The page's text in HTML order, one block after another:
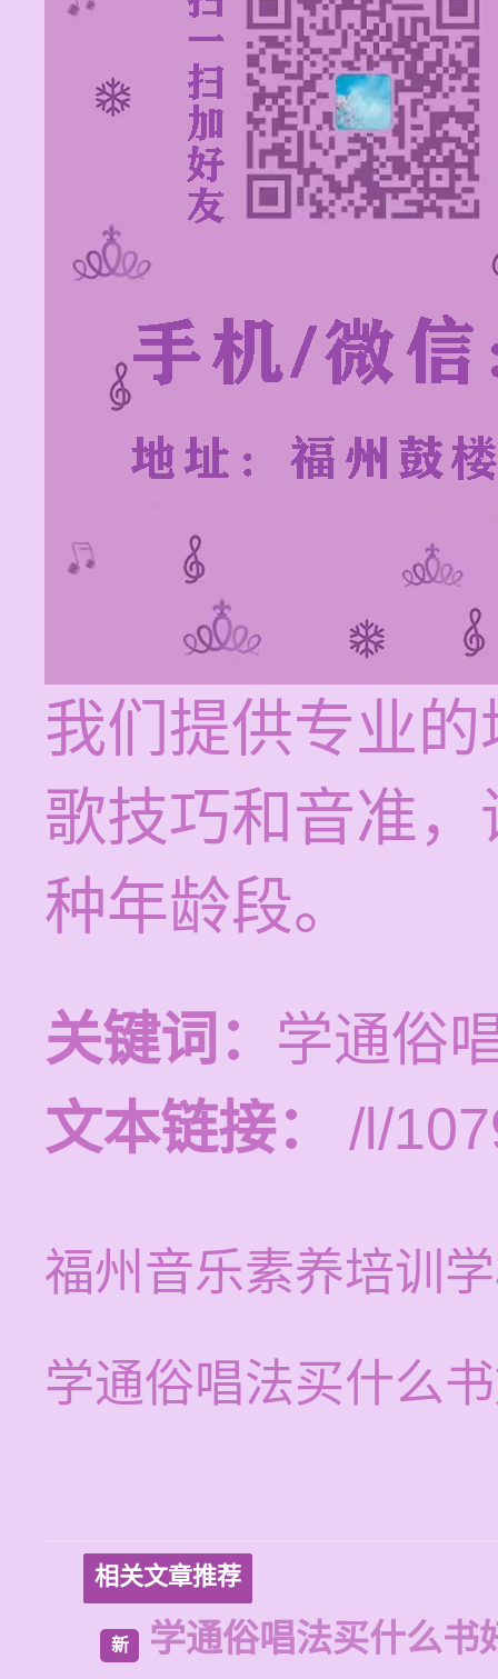
我们提供专业
歌技巧和音准
种年龄段。
关键词： 学通俗
文本链接：
/l/
福州音乐素养培训
学通俗唱法买什么
相关文章推荐
新 学通俗唱法买什么书